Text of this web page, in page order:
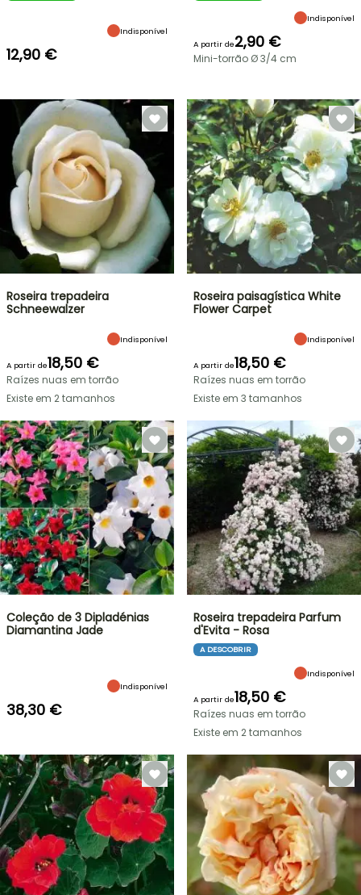
Indisponível
12,90 €
Indisponível
A partir de2,90 €
Mini-torrão Ø 3/4 cm
Roseira trepadeira
Schneewalzer
Indisponível
A partir de18,50 €
Raízes nuas em torrão
Existe em 2 tamanhos
Roseira paisagística White
Flower Carpet
Indisponível
A partir de18,50 €
Raízes nuas em torrão
Existe em 3 tamanhos
Coleção de 3 Dipladénias
Diamantina Jade
Indisponível
38,30 €
Roseira trepadeira Parfum
d'Evita - Rosa
A DESCOBRIR
Indisponível
A partir de18,50 €
Raízes nuas em torrão
Existe em 2 tamanhos